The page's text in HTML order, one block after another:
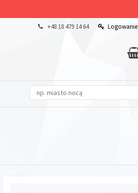
+48 18 479 14 64 Logowanie